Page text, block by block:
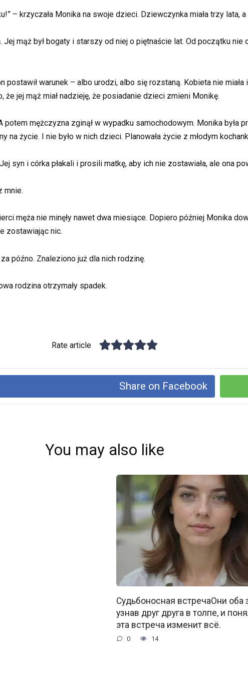
– krzyczała Monika na swoje dzieci. Dziewczynka miała trzy lata, a
mąż był bogaty i starszy od niej o piętnaście lat. Od początku nie
warunek – albo urodzi, albo się rozstaną. Kobieta nie miała
jej mąż miał nadzieję, że posiadanie dzieci zmieni Monikę.
mężczyzna zginął w wypadku samochodowym. Monika była
na życie. I nie było w nich dzieci. Planowała życie z młodym
syn i córka płakali i prosili matkę, aby ich nie zostawiała, ale ona
mnie.
męża nie minęły nawet dwa miesiące. Dopiero później Monika
zostawiając nic.
późno. Znaleziono już dla nich rodzinę.
rodzina otrzymały spadek.
Rate article
Share on Facebook
You may also like
Судьбоносная встречаОни оба
узнав друг друга в толпе, и
эта встреча изменит всё.
0 14